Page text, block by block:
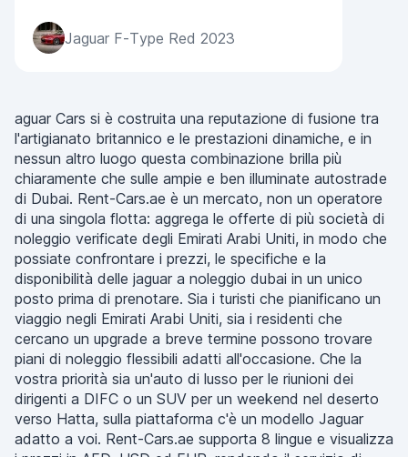
Jaguar F-Type Red 2023
aguar Cars si è costruita una reputazione di fusione tra
l'artigianato britannico e le prestazioni dinamiche, e in
nessun altro luogo questa combinazione brilla più
chiaramente che sulle ampie e ben illuminate autostrade
di Dubai. Rent-Cars.ae è un mercato, non un operatore
di una singola flotta: aggrega le offerte di più società di
noleggio verificate degli Emirati Arabi Uniti, in modo che
possiate confrontare i prezzi, le specifiche e la
disponibilità delle jaguar a noleggio dubai in un unico
posto prima di prenotare. Sia i turisti che pianificano un
viaggio negli Emirati Arabi Uniti, sia i residenti che
cercano un upgrade a breve termine possono trovare
piani di noleggio flessibili adatti all'occasione. Che la
vostra priorità sia un'auto di lusso per le riunioni dei
dirigenti a DIFC o un SUV per un weekend nel deserto
verso Hatta, sulla piattaforma c'è un modello Jaguar
adatto a voi. Rent-Cars.ae supporta 8 lingue e visualizza